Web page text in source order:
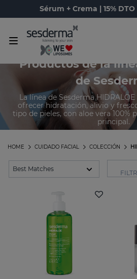
Sérum + Crema | 15%
Productos de la
de
La línea de Sesderma
ofrecer hidratación, alivio y
tipo de pieles, con aloe vera
principal.
COLECCIÓN
CUIDADO FACIAL
HOME